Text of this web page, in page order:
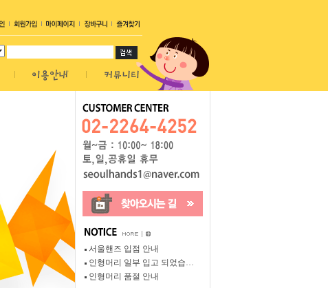
서울핸즈 입점 안내
인형머리 일부 입고 되었습…
인형머리 품절 안내